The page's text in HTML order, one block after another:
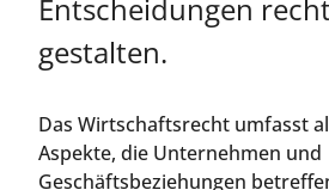
Entscheidungen
gestalten.
Das Wirtschaftsrecht umfasst
Aspekte, die Unternehmen und
Geschäftsbeziehungen